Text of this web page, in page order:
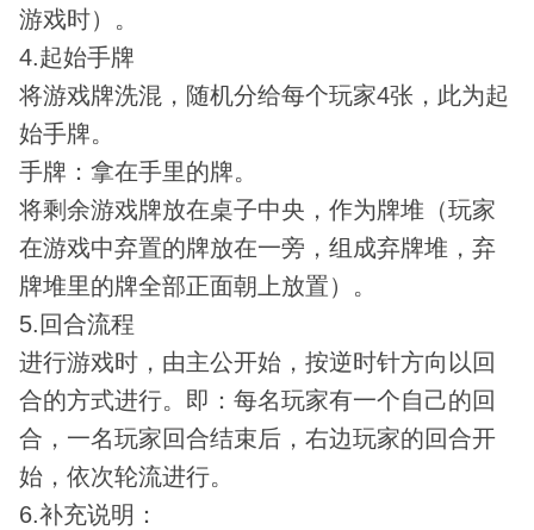
游戏时）。
4.起始手牌
将游戏牌洗混，随机分给每个玩家4张，此为起
始手牌。
手牌：拿在手里的牌。
将剩余游戏牌放在桌子中央，作为牌堆（玩家
在游戏中弃置的牌放在一旁，组成弃牌堆，弃
牌堆里的牌全部正面朝上放置）。
5.回合流程
进行游戏时，由主公开始，按逆时针方向以回
合的方式进行。即：每名玩家有一个自己的回
合，一名玩家回合结束后，右边玩家的回合开
始，依次轮流进行。
6.补充说明：